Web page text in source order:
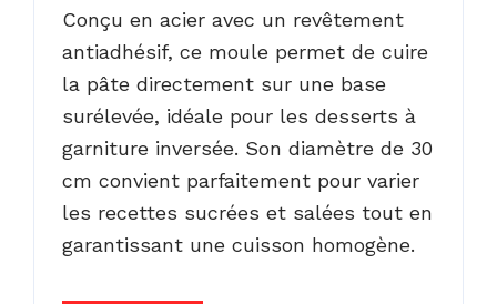
Conçu en acier avec un revêtement
antiadhésif, ce moule permet de cuire
la pâte directement sur une base
surélevée, idéale pour les desserts à
garniture inversée. Son diamètre de 30
cm convient parfaitement pour varier
les recettes sucrées et salées tout en
garantissant une cuisson homogène.